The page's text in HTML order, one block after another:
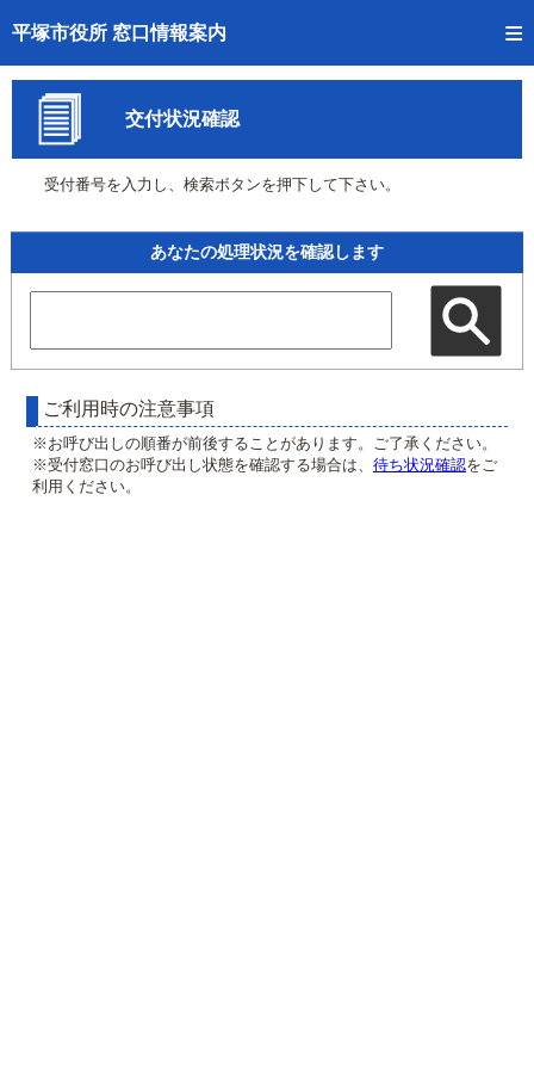
平塚市役所 窓口情報案内
トップページへ
ご利用方法
事前予約
予約状況確認
待ち状況確認
交付状況確認
混雑予想カレンダー
交付状況確認
受付番号を入力し、検索ボタンを押下して下さい。
あなたの処理状況を確認します
ご利用時の注意事項
※お呼び出しの順番が前後することがあります。ご了承ください。
※受付窓口のお呼び出し状態を確認する場合は、 待ち状況確認をご
利用ください。